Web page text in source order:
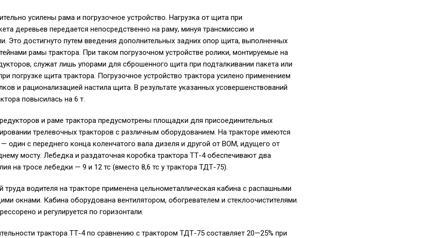
усилены рама и погрузочное устройство. Нагрузка от щита при
деревьев передается непосредственно на раму, минуя трансмиссию и
Это достигнуто путем введения дополнительных задних опор щита, выполненных
рамы трактора. При таком погрузочном устройстве ролики, монтируемые на
служат лишь упорами для сброшенного щита при подталкивании пакета или
погрузке щита трактора. Погрузочное устройство трактора усилено применением
и рационализацией настила щита. В результате указанных усовершенствований
повысилась на 6 т.
и раме трактора предусмотрены площадки для присоединительных
трелевочных тракторов с различным оборудованием. На тракторе имеются
один с переднего конца коленчатого вала дизеля и другой от ВОМ, идущего от
мосту. Лебедка и раздаточная коробка трактора ТТ-4 обеспечивают два
на тросе лебедки — 9 и 12 тс (вместо 8,6 тс у трактора ТДТ-75).
труда водителя на тракторе применена цельнометаллическая кабина с распашными
окнами. Кабина оборудована вентилятором, обогревателем и стеклоочистителями.
и регулируется по горизонтали.
трактора ТТ-4 по сравнению с трактором ТДТ-75 составляет 20—25% при